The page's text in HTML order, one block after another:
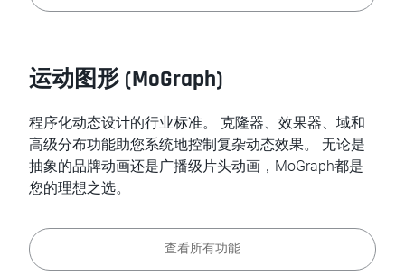
运动图形 (MoGraph)
程序化动态设计的行业标准。 克隆器、效果器、域和
高级分布功能助您系统地控制复杂动态效果。 无论是
抽象的品牌动画还是广播级片头动画，MoGraph都是
您的理想之选。
查看所有功能